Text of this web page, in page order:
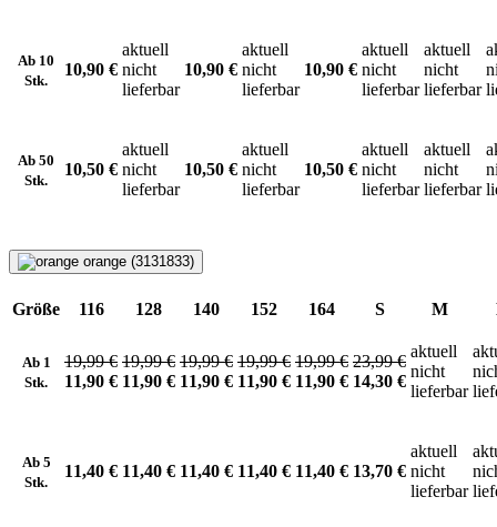
Ab 10
Stk.
10,90 €
aktuell
nicht
lieferbar
10,90 €
aktuell
nicht
lieferbar
10,90 €
aktuell
nicht
lieferbar
aktuell
nicht
lieferbar
Ab 50
Stk.
10,50 €
aktuell
nicht
lieferbar
10,50 €
aktuell
nicht
lieferbar
10,50 €
aktuell
nicht
lieferbar
aktuell
nicht
lieferbar
orange (3131833)
Größe 116 128 140 152 164 S M
Ab 1
Stk.
19,99 €
11,90 €
19,99 €
11,90 €
19,99 €
11,90 €
19,99 €
11,90 €
19,99 €
11,90 €
23,99 €
14,30 €
aktuell
nicht
lieferbar
Ab 5
Stk.
11,40 € 11,40 € 11,40 € 11,40 € 11,40 € 13,70 €
aktuell
nicht
lieferbar